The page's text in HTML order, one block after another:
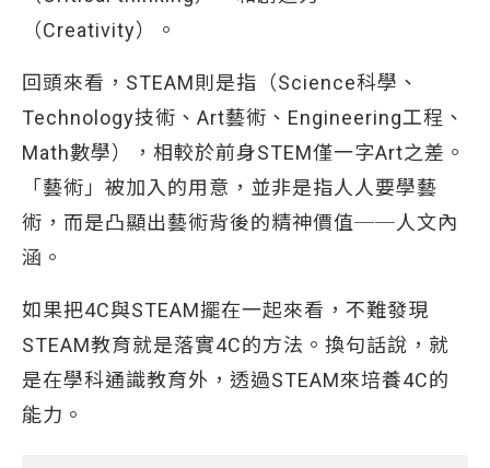
（Creativity）。
回頭來看，STEAM則是指（Science科學、
Technology技術、Art藝術、Engineering工程、
Math數學），相較於前身STEM僅一字Art之差。
「藝術」被加入的用意，並非是指人人要學藝
術，而是凸顯出藝術背後的精神價值──人文內
涵。
如果把4C與STEAM擺在一起來看，不難發現
STEAM教育就是落實4C的方法。換句話說，就
是在學科通識教育外，透過STEAM來培養4C的
能力。